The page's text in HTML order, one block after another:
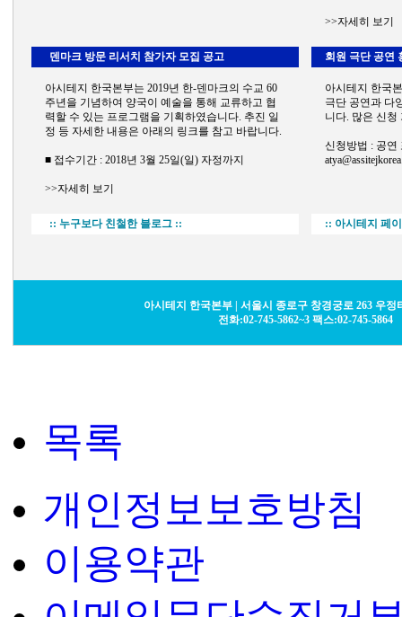
>>자세히 보기
덴마크 방문 리서치 참가자 모집 공고
아시테지 한국본부는 2019년 한-덴마크의 수교 60
주년을 기념하여 양국이 예술을 통해 교류하고 협
력할 수 있는 프로그램을 기획하였습니다. 추진 일
정 등 자세한 내용은 아래의 링크를 참고 바랍니다.
■ 접수기간 : 2018년 3월 25일(일) 자정까지
>>자세히 보기
회원 극단 공연
아시테지 한국
극단 공연과 다
니다. 많은 신청
신청방법 : 공연
:: 누구보다 친철한 블로그 :: :: 아시테지 페
아시테지 한국본부 | 서울시 종로구 창경궁로 263 우정
전화:02-745-5862~3 팩스:02-745-5864
목록
개인정보보호방침
이용약관